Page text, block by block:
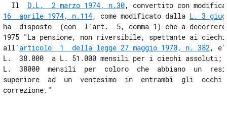
  Il
D.L.  2 marzo 1974, n.30, convertito con
16  aprile 1974, n.114, come modificato dalla L. 3
ha  disposto  (con  l'art.  5, comma 1) che a
1975 "La pensione, non riversibile, spettante ai
all' articolo  1  della legge 27 maggio 1970, n. 382, e'
L.  38.000  a L. 51.000 mensili per i ciechi assoluti;
L.  38000  mensili  per  coloro  che  abbiano  un
superiore  ad  un  ventesimo  in  entrambi  gli  occhi